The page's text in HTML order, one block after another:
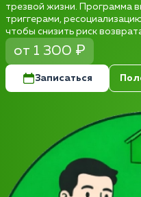
трезвой жизни. Программа
триггерами,
чтобы снизить риск
от 1 300 ₽
Записаться